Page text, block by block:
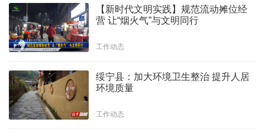
【新时代文明实践】规范流动摊位经
营 让“烟火气”与文明同行
工作动态
绥宁县：加大环境卫生整治 提升人居
环境质量
工作动态